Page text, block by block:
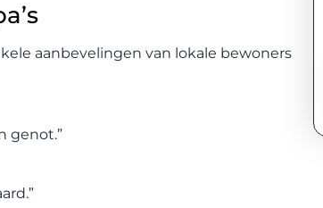
aanbevelingen van lokale bewoners
genot.”